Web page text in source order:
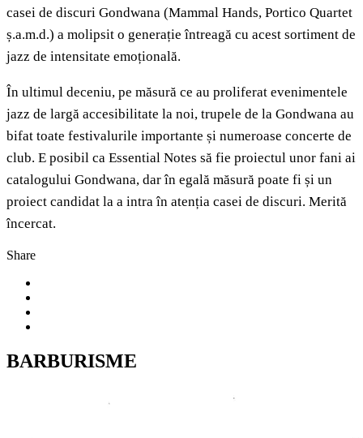
casei de discuri Gondwana (Mammal Hands, Portico Quartet
ș.a.m.d.) a molipsit o generație întreagă cu acest sortiment de
jazz de intensitate emoțională.
În ultimul deceniu, pe măsură ce au proliferat evenimentele
jazz de largă accesibilitate la noi, trupele de la Gondwana au
bifat toate festivalurile importante și numeroase concerte de
club. E posibil ca Essential Notes să fie proiectul unor fani ai
catalogului Gondwana, dar în egală măsură poate fi și un
proiect candidat la a intra în atenția casei de discuri. Merită
încercat.
Share
BARBURISME